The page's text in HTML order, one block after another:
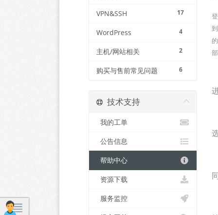
17
VPN&SSH
4
WordPress
2
主机/网站相关
6
购买与售前常见问题
技术支持
我的工单
公告信息
帮助中心
资源下载
服务监控